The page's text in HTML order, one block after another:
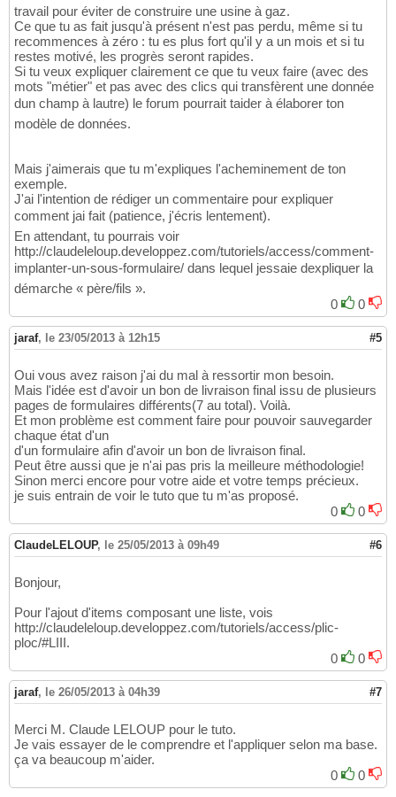
travail pour éviter de construire une usine à gaz.
Ce que tu as fait jusqu'à présent n'est pas perdu, même si tu
recommences à zéro : tu es plus fort qu'il y a un mois et si tu
restes motivé, les progrès seront rapides.
Si tu veux expliquer clairement ce que tu veux faire (avec des
mots "métier" et pas avec des clics qui transfèrent une donnée
dun champ à lautre) le forum pourrait taider à élaborer ton
modèle de données.
Mais j'aimerais que tu m'expliques l'acheminement de ton
exemple.
J'ai l'intention de rédiger un commentaire pour expliquer
comment jai fait (patience, j'écris lentement).
En attendant, tu pourrais voir
http://claudeleloup.developpez.com/tutoriels/access/comment-
implanter-un-sous-formulaire/ dans lequel jessaie dexpliquer la
démarche « père/fils ».
0
0
jaraf, le 23/05/2013 à 12h15 #5
Oui vous avez raison j'ai du mal à ressortir mon besoin.
Mais l'idée est d'avoir un bon de livraison final issu de plusieurs
pages de formulaires différents(7 au total). Voilà.
Et mon problème est comment faire pour pouvoir sauvegarder
chaque état d'un
d'un formulaire afin d'avoir un bon de livraison final.
Peut être aussi que je n'ai pas pris la meilleure méthodologie!
Sinon merci encore pour votre aide et votre temps précieux.
je suis entrain de voir le tuto que tu m'as proposé.
0
0
ClaudeLELOUP, le 25/05/2013 à 09h49 #6
Bonjour,
Pour l'ajout d'items composant une liste, vois
http://claudeleloup.developpez.com/tutoriels/access/plic-
ploc/#LIII.
0
0
jaraf, le 26/05/2013 à 04h39 #7
Merci M. Claude LELOUP pour le tuto.
Je vais essayer de le comprendre et l'appliquer selon ma base.
ça va beaucoup m'aider.
0
0